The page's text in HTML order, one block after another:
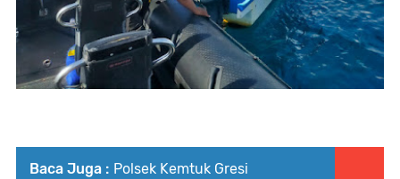
Baca Juga : Polsek Kemtuk Gresi